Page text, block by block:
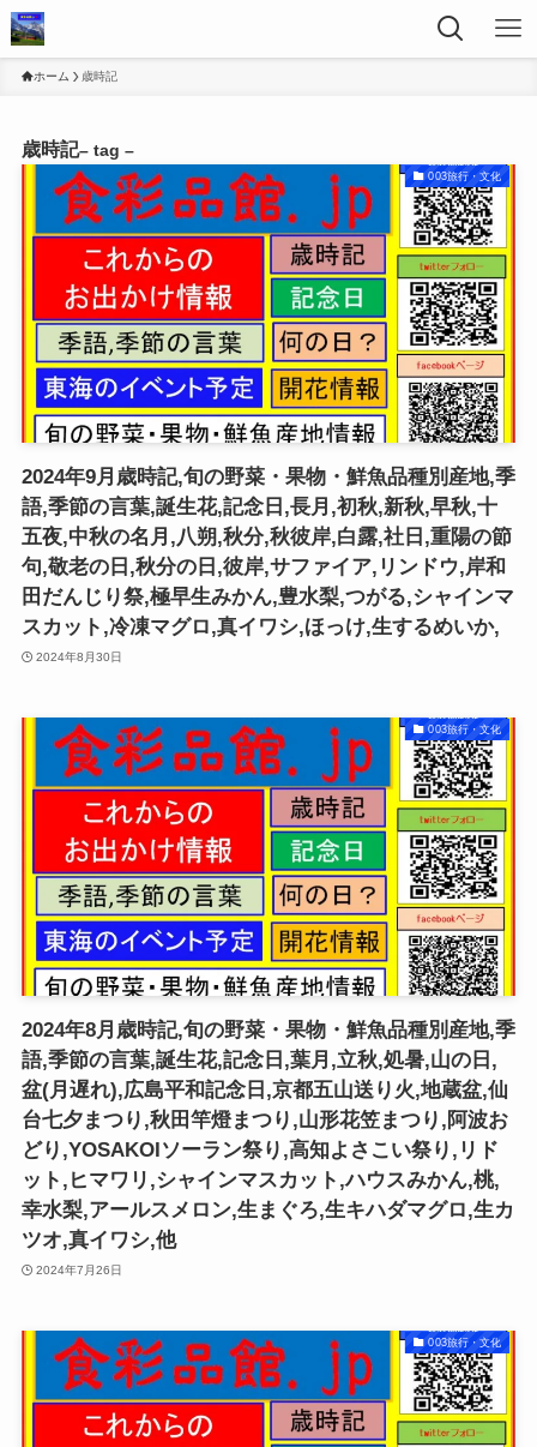
ホーム 歳時記
歳時記– tag –
003旅行・文化
2024年9月歳時記,旬の野菜・果物・鮮魚品種別産地,季
語,季節の言葉,誕生花,記念日,長月,初秋,新秋,早秋,十
五夜,中秋の名月,八朔,秋分,秋彼岸,白露,社日,重陽の節
句,敬老の日,秋分の日,彼岸,サファイア,リンドウ,岸和
田だんじり祭,極早生みかん,豊水梨,つがる,シャインマ
スカット,冷凍マグロ,真イワシ,ほっけ,生するめいか,
2024年8月30日
003旅行・文化
2024年8月歳時記,旬の野菜・果物・鮮魚品種別産地,季
語,季節の言葉,誕生花,記念日,葉月,立秋,処暑,山の日,
盆(月遅れ),広島平和記念日,京都五山送り火,地蔵盆,仙
台七夕まつり,秋田竿燈まつり,山形花笠まつり,阿波お
どり,YOSAKOIソーラン祭り,高知よさこい祭り,リド
ット,ヒマワリ,シャインマスカット,ハウスみかん,桃,
幸水梨,アールスメロン,生まぐろ,生キハダマグロ,生カ
ツオ,真イワシ,他
2024年7月26日
003旅行・文化